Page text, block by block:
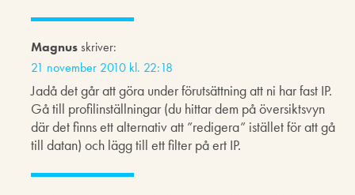
Magnusskriver:
21 november 2010 kl. 22:18
Jadå det går att göra under förutsättning att ni har fast IP.
Gå till profilinställningar (du hittar dem på översiktsvyn
där det finns ett alternativ att ”redigera” istället för att gå
till datan) och lägg till ett filter på ert IP.